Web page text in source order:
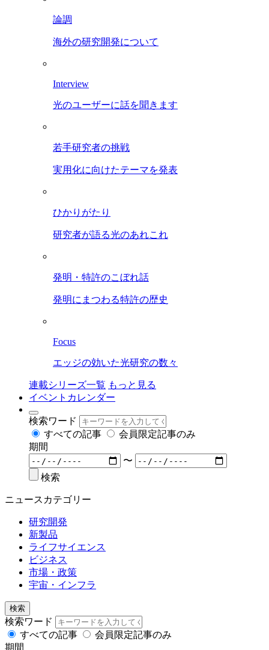
論調
海外の研究開発について
Interview
光のユーザーに話を聞きます
若手研究者の挑戦
実用化に向けたテーマを発表
ひかりがたり
研究者が語る光のあれこれ
発明・特許のこぼれ話
発明にまつわる特許の歴史
Focus
エッジの効いた光研究の数々
連載シリーズ一覧 もっと見る
イベントカレンダー
検索ワード
すべての記事
会員限定記事のみ
期間
〜
検索
ニュースカテゴリー
研究開発
新製品
ライフサイエンス
ビジネス
市場・政策
宇宙・インフラ
検索
検索ワード
すべての記事
会員限定記事のみ
期間